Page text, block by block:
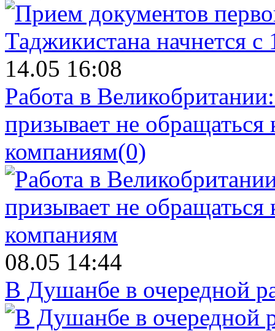
14.05 16:08
Работа в
призывает не
компаниям(0)
08.05 14:44
В Душанбе в очередной